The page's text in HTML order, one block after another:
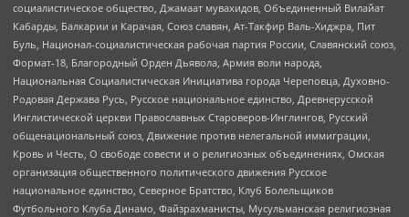
социалистическое общество, Джамаат мувахидов, Объединенный Вилайат
Кабарды, Балкарии и Карачая, Союз славян, Ат-Такфир Валь-Хиджра, Пит
Буль, Национал-социалистическая рабочая партия России, Славянский союз,
Формат-18, Благородный Орден Дьявола, Армия воли народа,
Национальная Социалистическая Инициатива города Череповца, Духовно-
Родовая Держава Русь, Русское национальное единство, Древнерусской
Инглистической церкви Православных Староверов-Инглингов, Русский
общенациональный союз, Движение против нелегальной иммиграции,
Кровь и Честь, О свободе совести и о религиозных объединениях, Омская
организация общественного политического движения Русское
национальное единство, Северное Братство, Клуб Болельщиков
Футбольного Клуба Динамо, Файзрахманисты, Мусульманская религиозная